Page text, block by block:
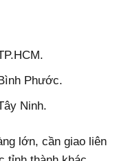
Phước.
Ninh.
lớn, cần giao liên